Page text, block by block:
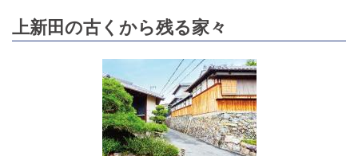
上新田の古くから残る家々